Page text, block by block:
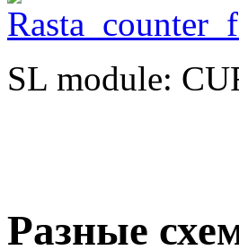
SL module:
Разные